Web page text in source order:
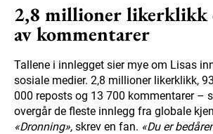
2,8 millioner likerklikk
av kommentarer
Tallene i innlegget sier mye om Lisas
sosiale medier. 2,8 millioner likerklikk,
000 reposts og 13 700 kommentarer –
overgår de fleste innlegg fra globale
«Dronning», skrev en fan. «Du er